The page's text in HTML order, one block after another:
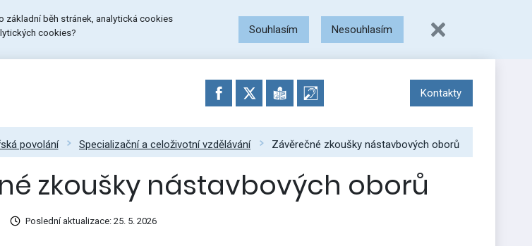
základní běh stránek, analytická cookies
cookies?
Souhlasím Nesouhlasím
Kontakty
povolání Specializační a celoživotní vzdělávání Závěrečné zkoušky nástavbových oborů
zkoušky nástavbových oborů
Poslední aktualizace: 25. 5. 2026